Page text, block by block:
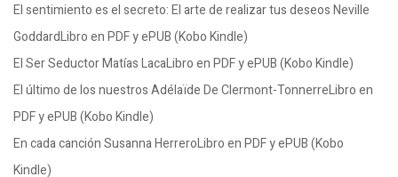
El sentimiento es el secreto: El arte de realizar tus deseos Neville
GoddardLibro en PDF y ePUB (Kobo Kindle)
El Ser Seductor Matías LacaLibro en PDF y ePUB (Kobo Kindle)
El último de los nuestros Adélaïde De Clermont-TonnerreLibro en
PDF y ePUB (Kobo Kindle)
En cada canción Susanna HerreroLibro en PDF y ePUB (Kobo
Kindle)